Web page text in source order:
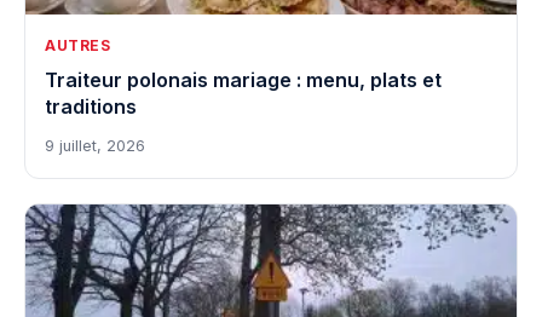
AUTRES
Traiteur polonais mariage : menu, plats et
traditions
9 juillet, 2026